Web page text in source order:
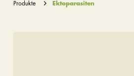
Produkte Ektoparasiten